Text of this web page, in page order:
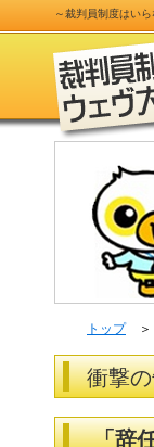
～裁判員制度はいら
トップ
衝撃
「辞